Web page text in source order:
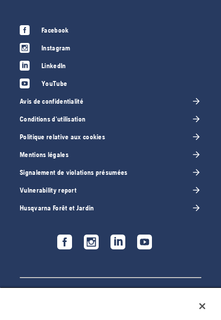
Facebook
Instagram
LinkedIn
YouTube
Avis de confidentialité
Conditions d'utilisation
Politique relative aux cookies
Mentions légales
Signalement de violations présumées
Vulnerability report
Husqvarna Forêt et Jardin